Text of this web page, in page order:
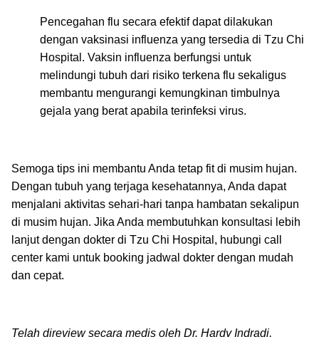
Pencegahan flu secara efektif dapat dilakukan
dengan vaksinasi influenza yang tersedia di Tzu Chi
Hospital. Vaksin influenza berfungsi untuk
melindungi tubuh dari risiko terkena flu sekaligus
membantu mengurangi kemungkinan timbulnya
gejala yang berat apabila terinfeksi virus.
Semoga tips ini membantu Anda tetap fit di musim hujan.
Dengan tubuh yang terjaga kesehatannya, Anda dapat
menjalani aktivitas sehari-hari tanpa hambatan sekalipun
di musim hujan. Jika Anda membutuhkan konsultasi lebih
lanjut dengan dokter di Tzu Chi Hospital, hubungi call
center kami untuk booking jadwal dokter dengan mudah
dan cepat.
Telah direview secara medis oleh Dr. Hardy Indradi,